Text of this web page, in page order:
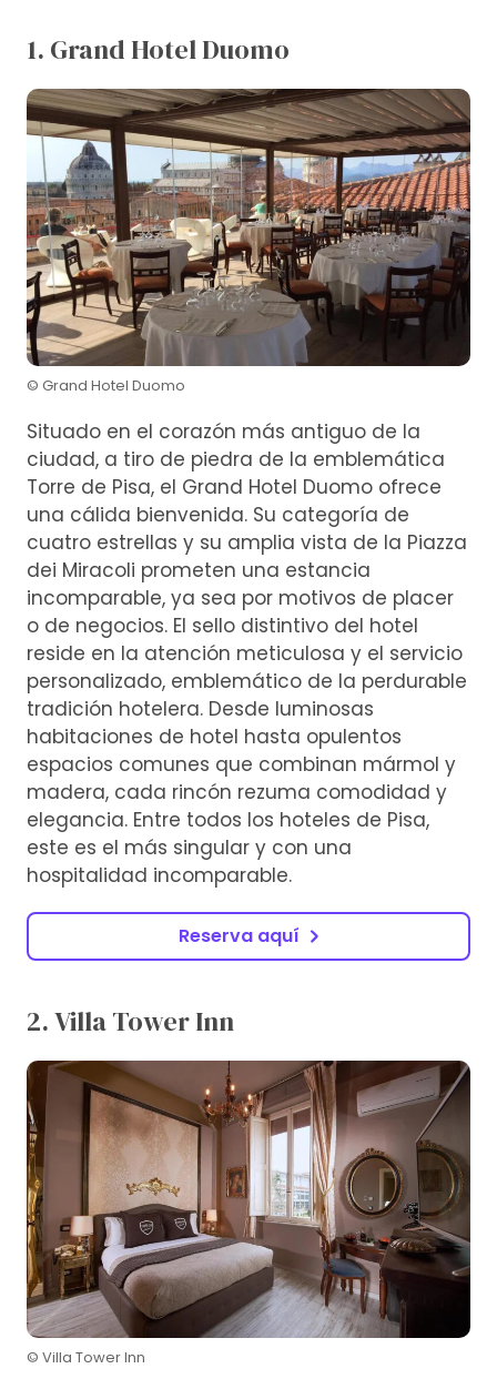
1. Grand Hotel Duomo
© Grand Hotel Duomo
Situado en el corazón más antiguo de la
ciudad, a tiro de piedra de la emblemática
Torre de Pisa, el Grand Hotel Duomo ofrece
una cálida bienvenida. Su categoría de
cuatro estrellas y su amplia vista de la Piazza
dei Miracoli prometen una estancia
incomparable, ya sea por motivos de placer
o de negocios. El sello distintivo del hotel
reside en la atención meticulosa y el servicio
personalizado, emblemático de la perdurable
tradición hotelera. Desde luminosas
habitaciones de hotel hasta opulentos
espacios comunes que combinan mármol y
madera, cada rincón rezuma comodidad y
elegancia. Entre todos los hoteles de Pisa,
este es el más singular y con una
hospitalidad incomparable.
Reserva aquí
2. Villa Tower Inn
© Villa Tower Inn